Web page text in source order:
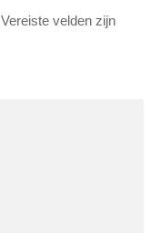
Vereiste velden zijn